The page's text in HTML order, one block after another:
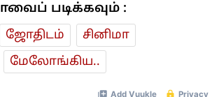
படிக்கவும் :
ஜோ‌திட‌ம்
சினிமா
மேலோங்கிய..